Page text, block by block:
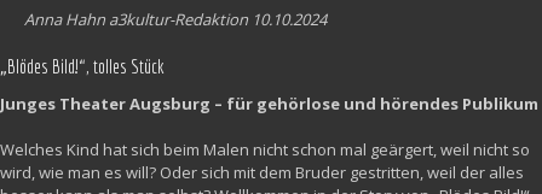
Anna Hahn a3kultur-Redaktion 10.10.2024
„Blödes Bild!“, tolles Stück
Junges Theater Augsburg – für gehörlose und hörendes Publikum
Welches Kind hat sich beim Malen nicht schon mal geärgert, weil nicht so
wird, wie man es will? Oder sich mit dem Bruder gestritten, weil der alles